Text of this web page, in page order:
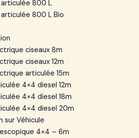
800 L
800 L Bio
ciseaux 8m
ciseaux 12m
articulée 15m
4×4 diesel 12m
4×4 diesel 18m
4×4 diesel 20m
sur Véhicule
4×4 – 6m